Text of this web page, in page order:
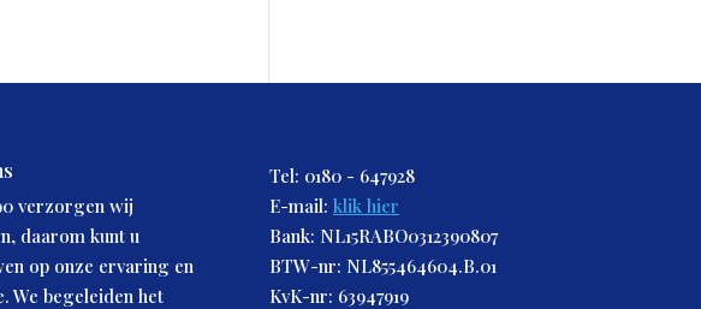
verzorgen wij
daarom kunt u
op onze ervaring en
We begeleiden het
Tel: 0180 - 647928
E-mail:klik hier
Bank: NL15RABO0312390807
BTW-nr: NL855464604.B.01
KvK-nr: 63947919